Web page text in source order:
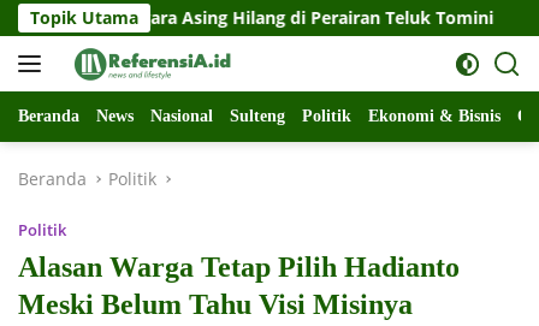
Langsung
ke
konten
Topik Utama
Asing Hilang di Perairan Teluk Tomini Kasus
Beranda News Nasional Sulteng Politik Ekonomi & Bisnis
Beranda Politik
Politik
Alasan Warga Tetap Pilih Hadianto
Meski Belum Tahu Visi Misinya